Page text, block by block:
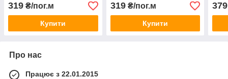
319 ₴/пог.м
Купити
319₴/пог.м
Купити
379
Про нас
Працює з 22.01.2015